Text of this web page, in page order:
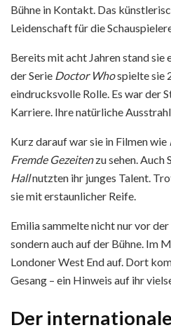
Bühne in Kontakt. Das
Leidenschaft für die
Bereits mit acht Jahren stand sie
der Serie Doctor Whospielte sie
eindrucksvolle Rolle. Es war der
Karriere. Ihre natürliche
Kurz darauf war sie in Filmen wie
Fremde Gezeitenzu sehen. Auch
Hallnutzten ihr junges Talent.
sie mit erstaunlicher Reife.
Emilia sammelte nicht nur vor
sondern auch auf der Bühne. Im
Londoner West End auf. Dort
Gesang – ein Hinweis auf ihr
Der